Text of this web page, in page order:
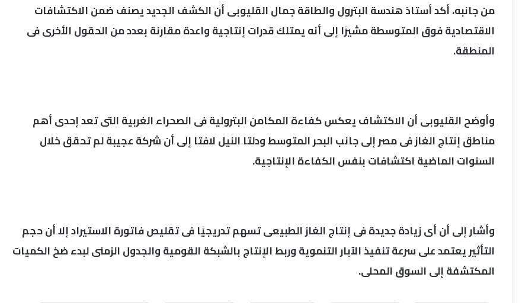
من جانبه، أكد أستاذ هندسة البترول والطاقة جمال القليوبى أن الكشف الجديد يصنف ضمن الاكتشافات
الاقتصادية فوق المتوسطة مشيرًا إلى أنه يمتلك قدرات إنتاجية واعدة مقارنة بعدد من الحقول الأخرى فى
المنطقة.
وأوضح القليوبى أن الاكتشاف يعكس كفاءة المكامن البترولية فى الصحراء الغربية التى تعد إحدى أهم
مناطق إنتاج الغاز فى مصر إلى جانب البحر المتوسط ودلتا النيل لافتا إلى أن شركة عجيبة لم تحقق خلال
السنوات الماضية اكتشافات بنفس الكفاءة الإنتاجية.
وأشار إلى أن أى زيادة جديدة فى إنتاج الغاز الطبيعى تسهم تدريجيًا فى تقليص فاتورة الاستيراد إلا أن حجم
التأثير يعتمد على سرعة تنفيذ الآبار التنموية وربط الإنتاج بالشبكة القومية والجدول الزمنى لبدء ضخ الكميات
المكتشفة إلى السوق المحلى.